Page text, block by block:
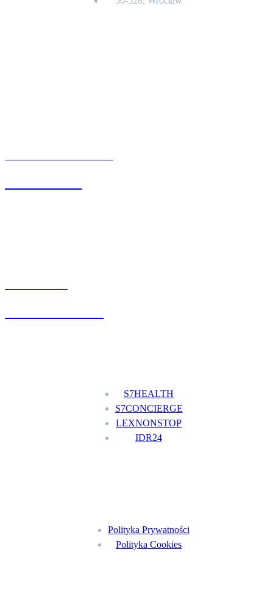
S7HEALTH
S7CONCIERGE
LEXNONSTOP
IDR24
Polityka Prywatności
Polityka Cookies